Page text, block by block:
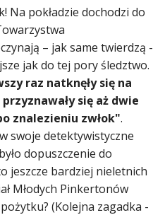
Na pokładzie dochodzi do
– jak same twierdzą -
jak do tej pory śledztwo.
raz natknęły się na
się aż dwie
znalezieniu zwłok".
swoje detektywistyczne
dopuszczenie do
jeszcze bardziej nieletnich
Młodych Pinkertonów
(Kolejna zagadka -